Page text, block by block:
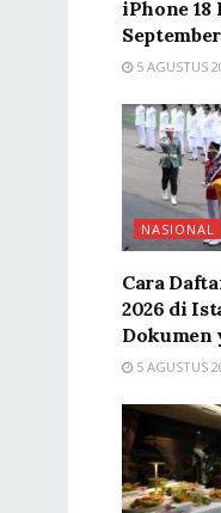
iPhone 18
5 AGUSTUS
NASIONAL
Cara
2026 di
Dokumen
5 AGUSTUS